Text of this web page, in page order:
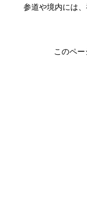
参道や境内には
このペー